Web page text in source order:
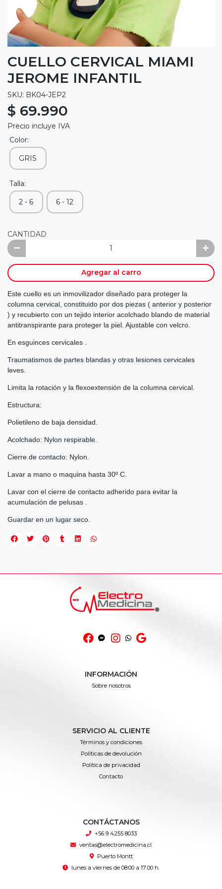
CUELLO CERVICAL MIAMI
JEROME INFANTIL
SKU: BK04-JEP2
$ 69.990
Precio incluye IVA
Color:
GRIS
Talla:
2 - 6 6 - 12
CANTIDAD
Agregar al carro
Este cuello es un inmovilizador diseñado para proteger la
columna cervical, constituido por dos piezas ( anterior y posterior
) y recubierto con un tejido interior acolchado blando de material
antitranspirante para proteger la piel. Ajustable con velcro.
En esguinces cervicales .
Traumatismos de partes blandas y otras lesiones cervicales
leves.
Limita la rotación y la flexoextensión de la columna cervical.
Estructura:
Polietileno de baja densidad.
Acolchado: Nylon respirable.
Cierre de contacto: Nylon.
Lavar a mano o maquina hasta 30º C.
Lavar con el cierre de contacto adherido para evitar la
acumulación de pelusas .
Guardar en un lugar seco.
INFORMACIÓN
Sobre nosotros
SERVICIO AL CLIENTE
Términos y condiciones
Políticas de devolución
Política de privacidad
Contacto
CONTÁCTANOS
+56 9 4255 8033
ventas@electromedicina.cl
Puerto Montt
lunes a viernes de 08:00 a 17:00 h.